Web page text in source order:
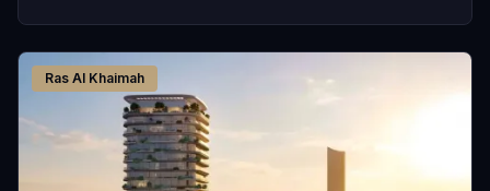
Ras Al Khaimah